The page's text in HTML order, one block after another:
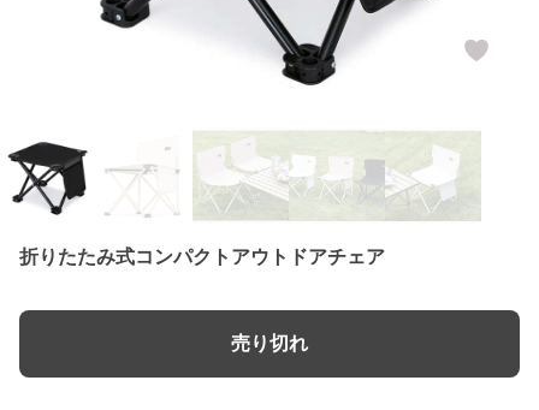
折りたたみ式コンパクトアウトドアチェア
売り切れ